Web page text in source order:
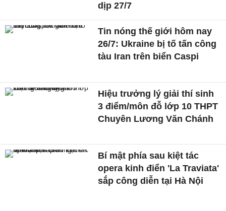
dịp 27/7
Tin nóng thế giới hôm nay
26/7: Ukraine bị tố tấn công
tàu Iran trên biển Caspi
Hiệu trưởng lý giải thí sinh
3 điểm/môn đỗ lớp 10 THPT
Chuyên Lương Văn Chánh
Bí mật phía sau kiệt tác
opera kinh điển 'La Traviata'
sắp công diễn tại Hà Nội